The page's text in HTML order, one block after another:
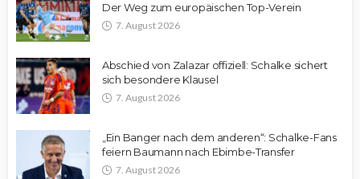
Der Weg zum europäischen Top-Verein
7. August 2026
Abschied von Zalazar offiziell: Schalke sichert
sich besondere Klausel
7. August 2026
„Ein Banger nach dem anderen“: Schalke-Fans
feiern Baumann nach Ebimbe-Transfer
7. August 2026